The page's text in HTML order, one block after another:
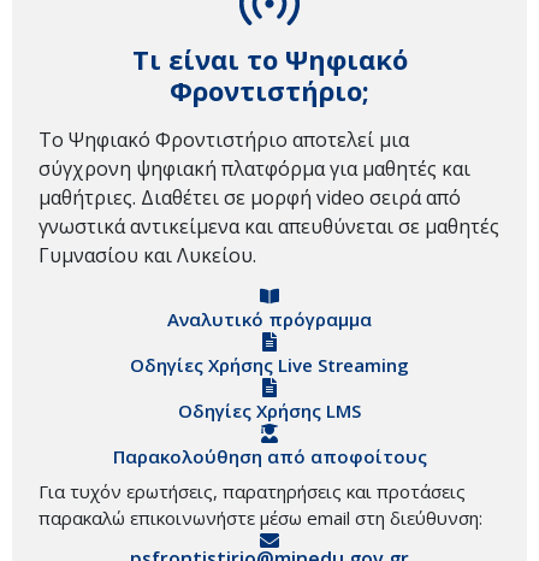
Τι είναι το Ψηφιακό
Φροντιστήριο;
Το Ψηφιακό Φροντιστήριο αποτελεί μια
σύγχρονη ψηφιακή πλατφόρμα για μαθητές και
μαθήτριες. Διαθέτει σε μορφή video σειρά από
γνωστικά αντικείμενα και απευθύνεται σε μαθητές
Γυμνασίου και Λυκείου.
Αναλυτικό πρόγραμμα
Οδηγίες Χρήσης Live Streaming
Οδηγίες Χρήσης LMS
Παρακολούθηση από αποφοίτους
Για τυχόν ερωτήσεις, παρατηρήσεις και προτάσεις
παρακαλώ επικοινωνήστε μέσω email στη διεύθυνση: